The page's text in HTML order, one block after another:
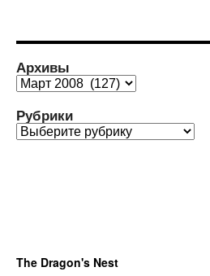
Архивы
Архивы
Рубрики
Рубрики
The Dragon's Nest